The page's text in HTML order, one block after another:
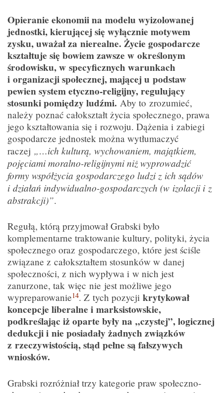
Opieranie ekonomii na modelu wyizolowanej
jednostki, kierującej się wyłącznie motywem
zysku, uważał za nierealne. Życie gospodarcze
kształtuje się bowiem zawsze w określonym
środowisku, w specyficznych warunkach
i organizacji społecznej, mającej u podstaw
pewien system etyczno-religijny, regulujący
stosunki pomiędzy ludźmi. Aby to zrozumieć,
należy poznać całokształt życia społecznego, prawa
jego kształtowania się i rozwoju. Dążenia i zabiegi
gospodarcze jednostek można wytłumaczyć
raczej „…ich kulturą, wychowaniem, majątkiem,
pojęciami moralno-religijnymi niż wyprowadzić
formy współżycia gospodarczego ludzi z ich sądów
i działań indywidualno-gospodarczych (w izolacji i z
abstrakcji)”.
Regułą, którą przyjmował Grabski było
komplementarne traktowanie kultury, polityki, życia
społecznego oraz gospodarczego, które jest ściśle
związane z całokształtem stosunków w danej
społeczności, z nich wypływa i w nich jest
zanurzone, tak więc nie jest możliwe jego
wypreparowanie14. Z tych pozycji krytykował
koncepcje liberalne i marksistowskie,
podkreślając iż oparte były na „czystej”, logicznej
dedukcji i nie posiadały żadnych związków
z rzeczywistością, stąd pełne są fałszywych
wniosków.
Grabski rozróżniał trzy kategorie praw społeczno-